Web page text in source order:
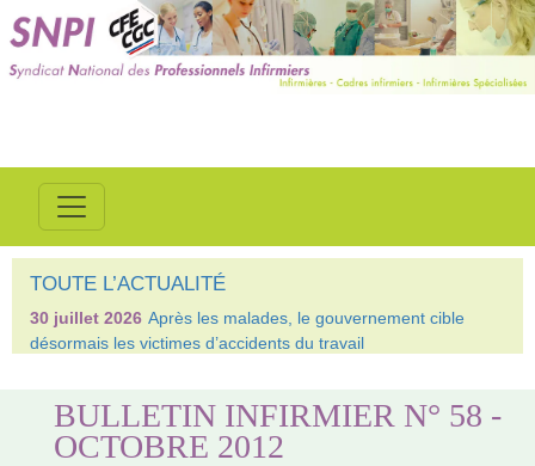
TOUTE L’ACTUALITÉ
30 juillet 2026 Après les malades, le gouvernement cible
désormais les victimes d’accidents du travail
BULLETIN INFIRMIER N° 58 -
OCTOBRE 2012